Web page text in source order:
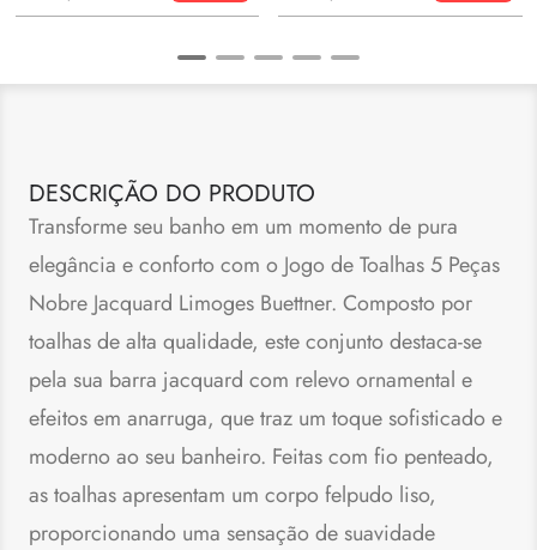
DESCRIÇÃO DO PRODUTO
Transforme seu banho em um momento de pura
elegância e conforto com o Jogo de Toalhas 5 Peças
Nobre Jacquard Limoges Buettner. Composto por
toalhas de alta qualidade, este conjunto destaca-se
pela sua barra jacquard com relevo ornamental e
efeitos em anarruga, que traz um toque sofisticado e
moderno ao seu banheiro. Feitas com fio penteado,
as toalhas apresentam um corpo felpudo liso,
proporcionando uma sensação de suavidade